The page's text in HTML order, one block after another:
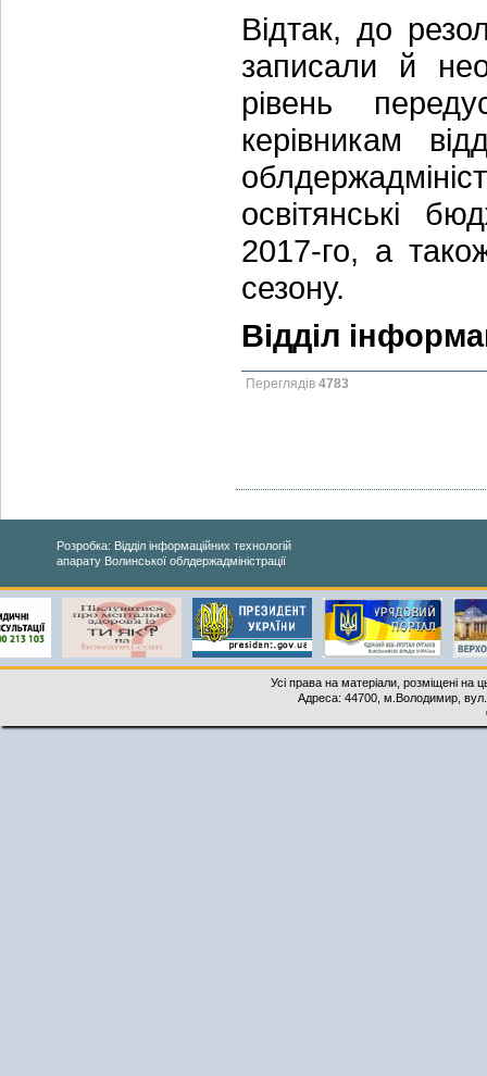
Відтак, до
записали й
рівень
керівникам
освітянські
2017-го, а
сезону.
Відділ
Переглядів 4783
Розробка: Відділ інформаційних технологій
апарату Волинської облдержадміністрації
Усі права на матеріали, розміщені на
Адреса: 44700, м.Володимир,